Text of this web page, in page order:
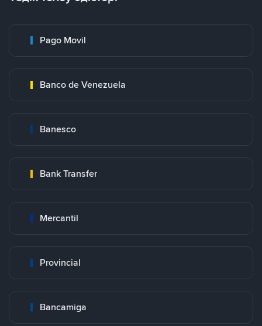
Pago Movil
Banco de Venezuela
Banesco
Bank Transfer
Mercantil
Provincial
Bancamiga